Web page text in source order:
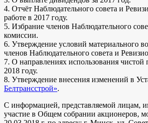
4. Отчёт Наблюдательного совета и
работе в 2017 году.
5. Избрание членов Наблюдательного
комиссии.
6. Утверждение условий материального
членов Наблюдательного совета и
7. О направлениях использования
2018 году.
8. Утверждение внесения изменений в
Белтрансстрой».
С информацией, представляемой лицам,
участие в Общем собрании акционеров,